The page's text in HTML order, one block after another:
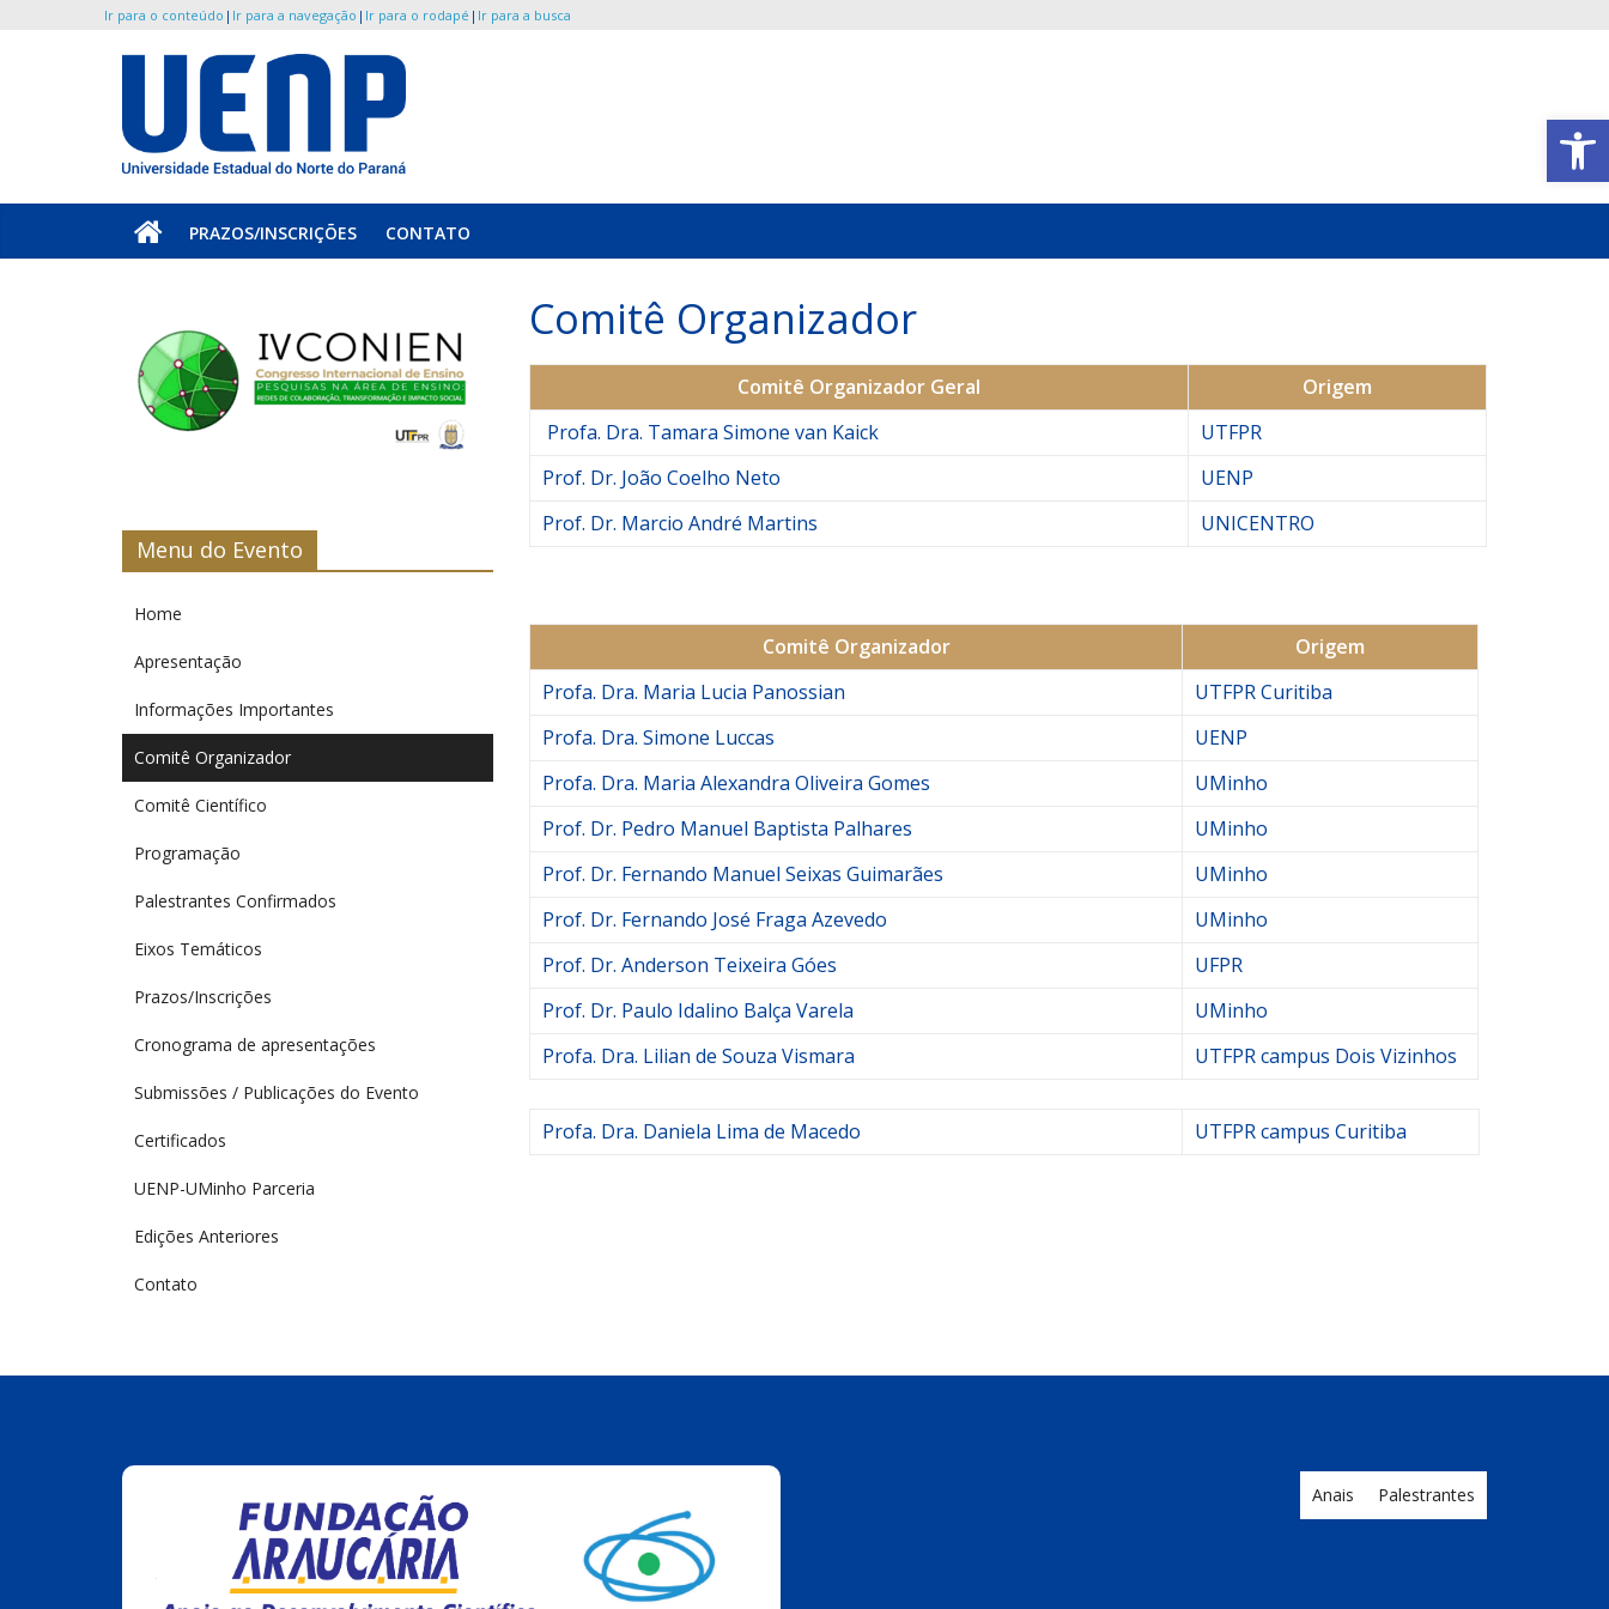
Abrir a barra de ferramentas
Ir para o conteúdo | Ir para a navegação | Ir para o rodapé | Ir para a busca
UENP
/
CONIEN
do
Congresso
Internacional
da
UENP
PRAZOS/INSCRIÇÕES CONTATO
Comitê Organizador
Comitê Organizador Geral
Origem
Profa. Dra. Tamara Simone van Kaick
UTFPR
Prof. Dr. João Coelho Neto
UENP
Prof. Dr. Marcio André Martins
UNICENTRO
Comitê Organizador
Origem
Profa. Dra. Maria Lucia Panossian
UTFPR Curitiba
Profa. Dra. Simone Luccas
UENP
Profa. Dra. Maria Alexandra Oliveira Gomes
UMinho
Prof. Dr. Pedro Manuel Baptista Palhares
UMinho
Prof. Dr. Fernando Manuel Seixas Guimarães
UMinho
Prof. Dr. Fernando José Fraga Azevedo
UMinho
Prof. Dr. Anderson Teixeira Góes
UFPR
Prof. Dr. Paulo Idalino Balça Varela
UMinho
Profa. Dra. Lilian de Souza Vismara
UTFPR campus Dois Vizinhos
Profa. Dra. Daniela Lima de Macedo UTFPR campus Curitiba
Menu do Evento
Home
Apresentação
Informações Importantes
Comitê Organizador
Comitê Científico
Programação
Palestrantes Confirmados
Eixos Temáticos
Prazos/Inscrições
Cronograma de apresentações
Submissões / Publicações do Evento
Certificados
UENP-UMinho Parceria
Edições Anteriores
Contato
Anais Palestrantes